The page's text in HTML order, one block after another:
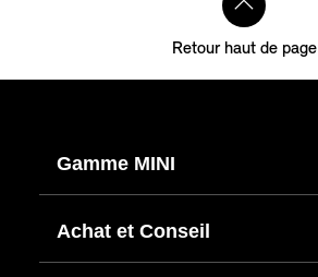
Retour haut de page
Gamme MINI
Achat et Conseil